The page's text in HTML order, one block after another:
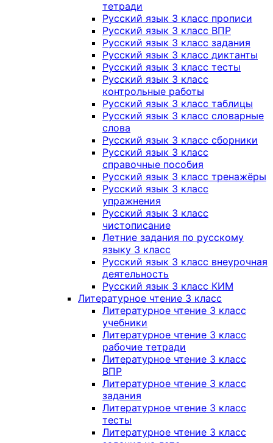
тетради
Русский язык 3 класс прописи
Русский язык 3 класс ВПР
Русский язык 3 класс задания
Русский язык 3 класс диктанты
Русский язык 3 класс тесты
Русский язык 3 класс
контрольные работы
Русский язык 3 класс таблицы
Русский язык 3 класс словарные
слова
Русский язык 3 класс сборники
Русский язык 3 класс
справочные пособия
Русский язык 3 класс тренажёры
Русский язык 3 класс
упражнения
Русский язык 3 класс
чистописание
Летние задания по русскому
языку 3 класс
Русский язык 3 класс внеурочная
деятельность
Русский язык 3 класс КИМ
Литературное чтение 3 класс
Литературное чтение 3 класс
учебники
Литературное чтение 3 класс
рабочие тетради
Литературное чтение 3 класс
ВПР
Литературное чтение 3 класс
задания
Литературное чтение 3 класс
тесты
Литературное чтение 3 класс